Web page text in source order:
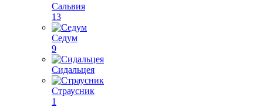
Сальвия
13
Седум
9
Сидальцея
Страусник
1